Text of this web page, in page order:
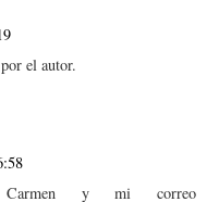
el autor.
y mi correo